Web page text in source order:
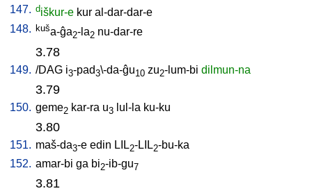
147. diškur-e kur al-dar-dar-e
148. kuša-ĝa2-la2 nu-dar-re
3.78
149. /DAG i3-pad3\-da-ĝu10 zu2-lum-bi dilmun-na
3.79
150. geme2 kar-ra u3 lul-la ku-ku
3.80
151. maš-da3-e edin LIL2-LIL2-bu-ka
152. amar-bi ga bi2-ib-gu7
3.81